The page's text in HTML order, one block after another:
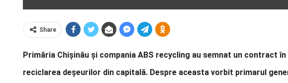
Share
Primăria Chișinău și compania ABS recycling au semnat un contract
reciclarea deșeurilor din capitală. Despre aceasta vorbit primarul